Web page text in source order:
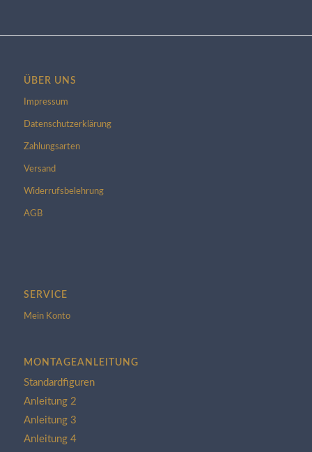
ÜBER UNS
Impressum
Datenschutzerklärung
Zahlungsarten
Versand
Widerrufsbelehrung
AGB
SERVICE
Mein Konto
MONTAGEANLEITUNG
Standardfiguren
Anleitung 2
Anleitung 3
Anleitung 4